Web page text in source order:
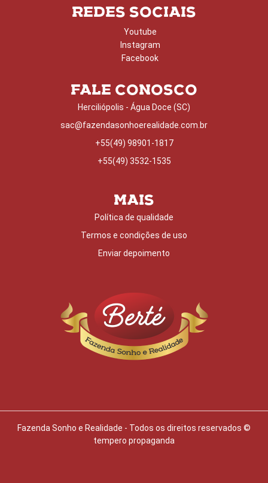
REDES SOCIAIS
Youtube
Instagram
Facebook
FALE CONOSCO
Herciliópolis - Água Doce (SC)
sac@fazendasonhoerealidade.com.br
+55(49) 98901-1817
+55(49) 3532-1535
MAIS
Política de qualidade
Termos e condições de uso
Enviar depoimento
Fazenda Sonho e Realidade - Todos os direitos reservados ©
tempero propaganda